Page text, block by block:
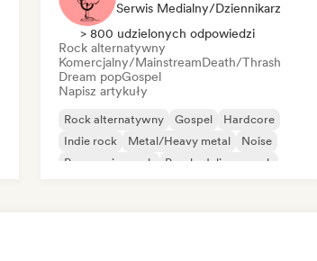
Serwis Medialny/Dziennikarz
> 800 udzielonych odpowiedzi
Rock alternatywny
Komercjalny/MainstreamDeath/Thrash
Dream popGospel
Napisz artykuły
Rock alternatywny Gospel
Hardcore
Indie rock
Metal/Heavy metal
Noise
Progressive rock
Psychedeliczny rock